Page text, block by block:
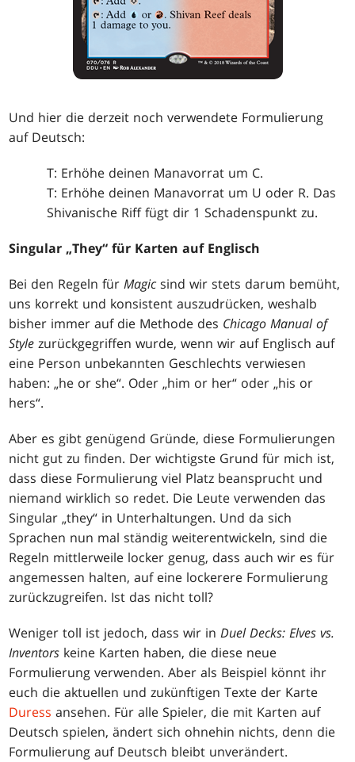
Und hier die derzeit noch verwendete Formulierung
auf Deutsch:
T: Erhöhe deinen Manavorrat um C.
T: Erhöhe deinen Manavorrat um U oder R. Das
Shivanische Riff fügt dir 1 Schadenspunkt zu.
Singular „They“ für Karten auf Englisch
Bei den Regeln fürMagic sind wir stets darum bemüht,
uns korrekt und konsistent auszudrücken, weshalb
bisher immer auf die Methode des Chicago Manual of
Style zurückgegriffen wurde, wenn wir auf Englisch auf
eine Person unbekannten Geschlechts verwiesen
haben: „he or she“. Oder „him or her“ oder „his or
hers“.
Aber es gibt genügend Gründe, diese Formulierungen
nicht gut zu finden. Der wichtigste Grund für mich ist,
dass diese Formulierung viel Platz beansprucht und
niemand wirklich so redet. Die Leute verwenden das
Singular „they“ in Unterhaltungen. Und da sich
Sprachen nun mal ständig weiterentwickeln, sind die
Regeln mittlerweile locker genug, dass auch wir es für
angemessen halten, auf eine lockerere Formulierung
zurückzugreifen. Ist das nicht toll?
Weniger toll ist jedoch, dass wir inDuel Decks: Elves vs.
Inventors keine Karten haben, die diese neue
Formulierung verwenden. Aber als Beispiel könnt ihr
euch die aktuellen und zukünftigen Texte der Karte
Duress ansehen. Für alle Spieler, die mit Karten auf
Deutsch spielen, ändert sich ohnehin nichts, denn die
Formulierung auf Deutsch bleibt unverändert.